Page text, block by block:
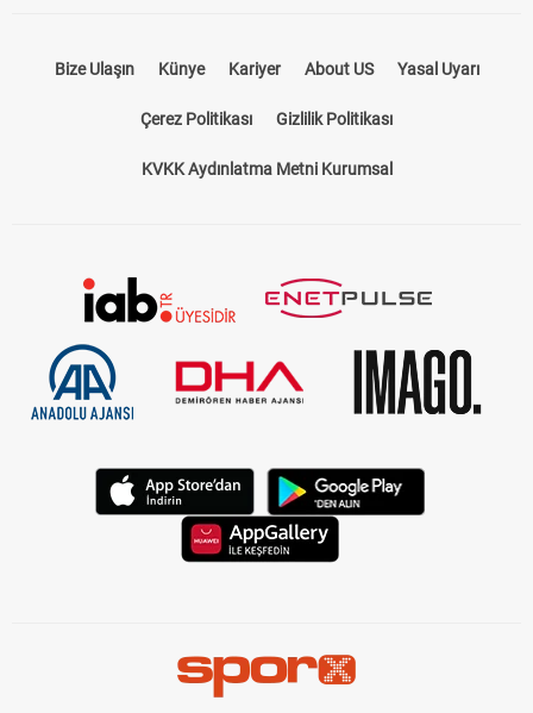
Bize Ulaşın Künye Kariyer About US Yasal Uyarı
Çerez Politikası Gizlilik Politikası
KVKK Aydınlatma Metni Kurumsal